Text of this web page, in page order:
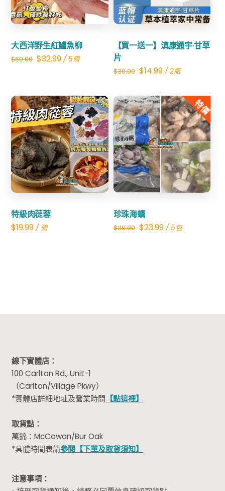
大西洋野生紅鱸魚柳
$60.00 Original
$60.00.
$32.99Current
$32.99.
/ 5磅
【買一送一】滇康通宇·甘草
片
$30.00 Original
was:
$30.00.
$14.99Current
is:
$14.99.
/ 2瓶
特級肉蓯蓉
$19.99 / 磅
Share
特價
珍珠海蠣
$30.00 Original
$23.99Current
/ 5包
Share
線下實體店：
100 Carlton Rd., Unit-1
（Carlton/Village Pkwy）
*實體店詳細地址及營業時間 【點這裡】
取貨點：
萬錦：McCowan/Bur Oak
*具體時間表請參閱【下單及取貨須知】
注意事項：